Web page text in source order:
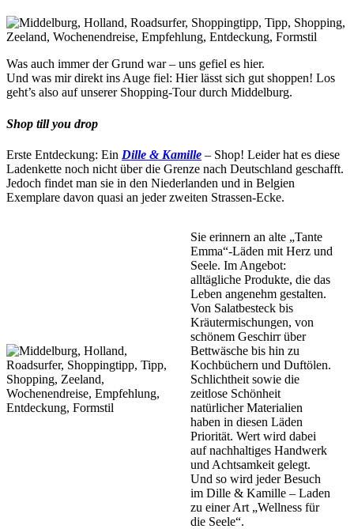
Was auch immer der Grund war – uns gefiel es hier.
Und was mir direkt ins Auge fiel: Hier lässt sich gut shoppen! Los
geht’s also auf unserer Shopping-Tour durch Middelburg.
Shop till you drop
Erste Entdeckung: Ein Dille & Kamille – Shop! Leider hat es diese
Ladenkette noch nicht über die Grenze nach Deutschland geschafft.
Jedoch findet man sie in den Niederlanden und in Belgien
Exemplare davon quasi an jeder zweiten Strassen-Ecke.
Sie erinnern an alte „Tante
Emma“-Läden mit Herz und
Seele. Im Angebot:
alltägliche Produkte, die das
Leben angenehm gestalten.
Von Salatbesteck bis
Kräutermischungen, von
schönem Geschirr über
Bettwäsche bis hin zu
Kochbüchern und Duftölen.
Schlichtheit sowie die
zeitlose Schönheit
natürlicher Materialien
haben in diesen Läden
Priorität. Wert wird dabei
auf nachhaltiges Handwerk
und Achtsamkeit gelegt.
Und so wird jeder Besuch
im Dille & Kamille – Laden
zu einer Art „Wellness für
die Seele“.